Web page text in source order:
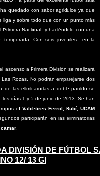
quedado con sabor agridulce ya que
y sobre todo que con un punto más
Nacional y haciéndolo con una
temporada. Con seis juveniles en la
ascenso a Primera División se realizará
Rozas. No podrán emparejarse dos
de las eliminatorias a doble partido se
los días 1 y 2 de junio de 2013. Se han
el Valdetires Ferrol, Rubí, UCAM
participarán en las eliminatorias
DIVISIÓN DE FÚTBOL
12/ 13 GI